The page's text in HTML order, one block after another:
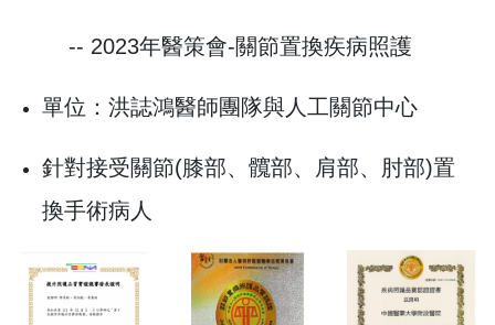
-- 2023年醫策會-關節置換疾病照護
單位：洪誌鴻醫師團隊與人工關節中心
針對接受關節(膝部、髖部、肩部、肘部)置
換手術病人